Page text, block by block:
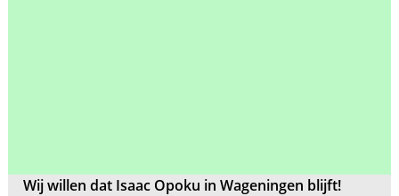
Wij willen dat Isaac Opoku in Wageningen blijft!